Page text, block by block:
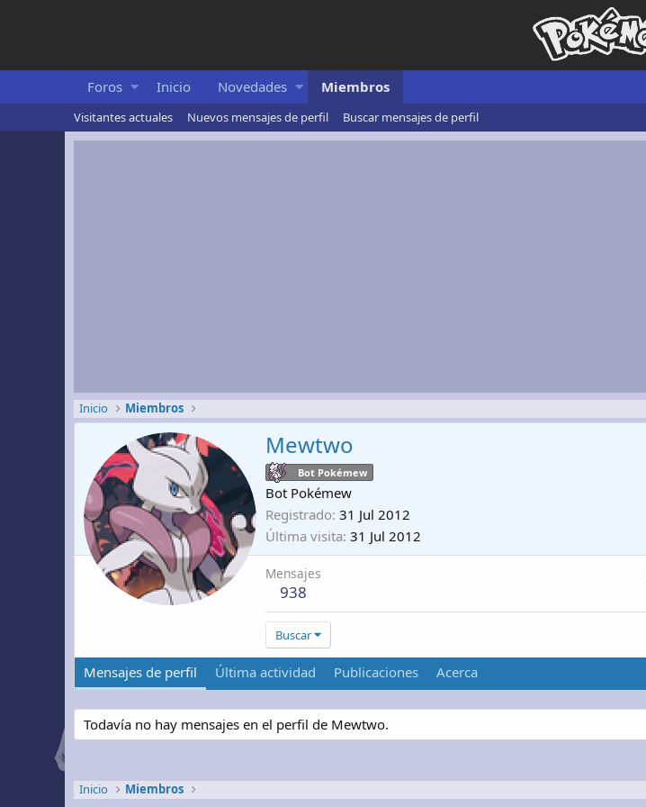
Foros Inicio Novedades Miembros
Visitantes actuales Nuevos mensajes de perfil Buscar mensajes de perfil
Inicio Miembros
Mewtwo
Bot Pokémew
Bot Pokémew
Registrado 31 Jul 2012
Última visita 31 Jul 2012
Mensajes
938
Buscar
Mensajes de perfil Última actividad Publicaciones Acerca
Todavía no hay mensajes en el perfil de Mewtwo.
Inicio Miembros